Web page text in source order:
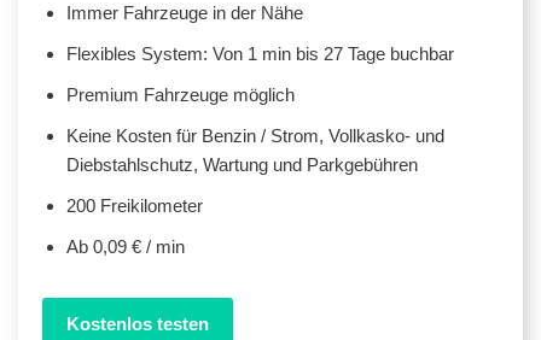
Immer Fahrzeuge in der Nähe
Flexibles System: Von 1 min bis 27 Tage buchbar
Premium Fahrzeuge möglich
Keine Kosten für Benzin / Strom, Vollkasko- und
Diebstahlschutz, Wartung und Parkgebühren
200 Freikilometer
Ab 0,09 € / min
Kostenlos testen